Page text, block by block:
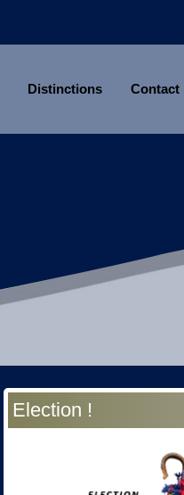
Distinctions Contact
Election !
Année
précédente
Mois
précédent
Année
suivante
Mois
suivant